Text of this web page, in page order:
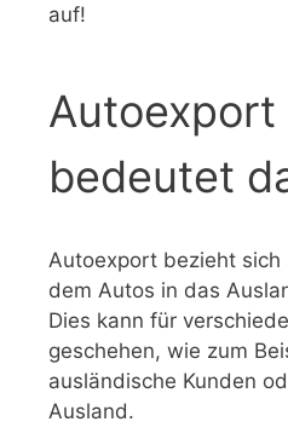
auf!
Autoexport
bedeutet
Autoexport bezieht sich
dem Autos in das
Dies kann für
geschehen, wie zum
ausländische Kunden
Ausland.